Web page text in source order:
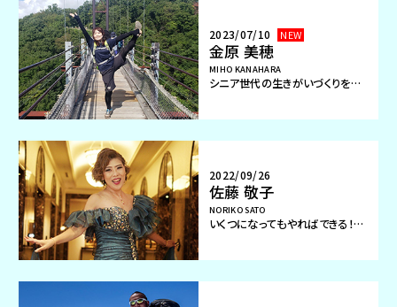
2023/07/10
金原 美穂
MIHO KANAHARA
シニア世代の生きがいづくりを応
2022/09/26
佐藤 敬子
NORIKO SATO
いくつになってもやればできる！